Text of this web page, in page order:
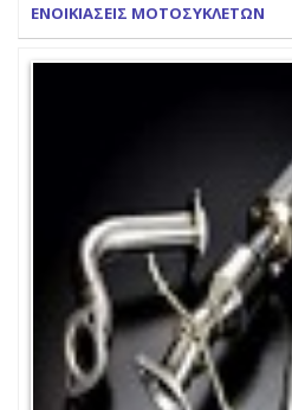
ΕΝΟΙΚΙΑΣΕΙΣ ΜΟΤΟΣΥΚΛΕΤΩΝ